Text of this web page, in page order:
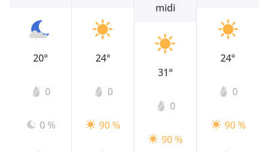
20°
0
0 %
24°
0
90 %
midi
31°
0
90 %
24°
0
90 %